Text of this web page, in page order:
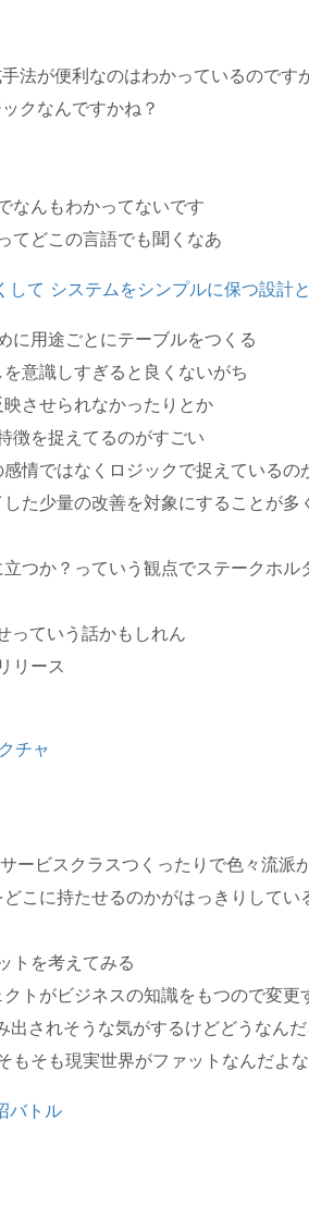
法が便利なのはわかっているのです
クなんですかね？
なんもわかってないです
てどこの言語でも聞くなあ
て システムをシンプルに保つ設計
に用途ごとにテーブルをつくる
意識しすぎると良くないがち
させられなかったりとか
徴を捉えてるのがすごい
情ではなくロジックで捉えているの
た少量の改善を対象にすることが多
つか？っていう観点でステークホル
っていう話かもしれん
リース
チャ
ービスクラスつくったりで色々流派
こに持たせるのかがはっきりしてい
トを考えてみる
トがビジネスの知識をもつので変更
されそうな気がするけどどうなんだ
もそも現実世界がファットなんだよな
バトル